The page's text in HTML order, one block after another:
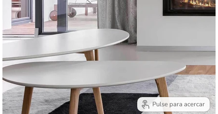
Pulse para acercar